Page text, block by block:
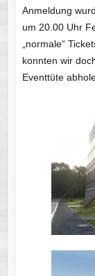
Anmeldung
um 20.00 Uhr
„normale“
konnten wir
Eventtüte